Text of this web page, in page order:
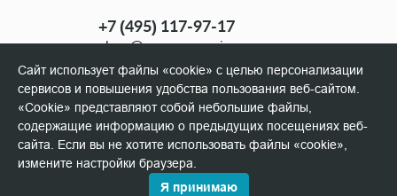
+7 (495) 117-97-17
shop@soyuzceramica.ru
(розница)
+7 (495) 506-96-98
manager@soyuzceramica.ru
(оптовикам)
Сайт использует файлы «cookie» с целью персонализации
сервисов и повышения удобства пользования веб-сайтом.
«Cookie» представляют собой небольшие файлы,
содержащие информацию о предыдущих посещениях веб-
сайта. Если вы не хотите использовать файлы «cookie»,
измените настройки браузера.
Я принимаю